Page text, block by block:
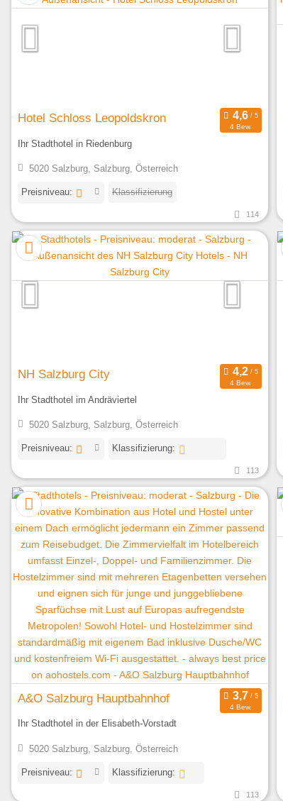
Hotel Schloss Leopoldskron
4 Bew.
Ihr Stadthotel in Riedenburg
5020 Salzburg, Salzburg, Österreich
Preisniveau: Klassifizierung
114
NH Salzburg City
4 Bew.
Ihr Stadthotel im Andräviertel
5020 Salzburg, Salzburg, Österreich
Preisniveau: Klassifizierung:
113
A&O Salzburg Hauptbahnhof
4 Bew.
Ihr Stadthotel in der Elisabeth-Vorstadt
5020 Salzburg, Salzburg, Österreich
Preisniveau: Klassifizierung:
113